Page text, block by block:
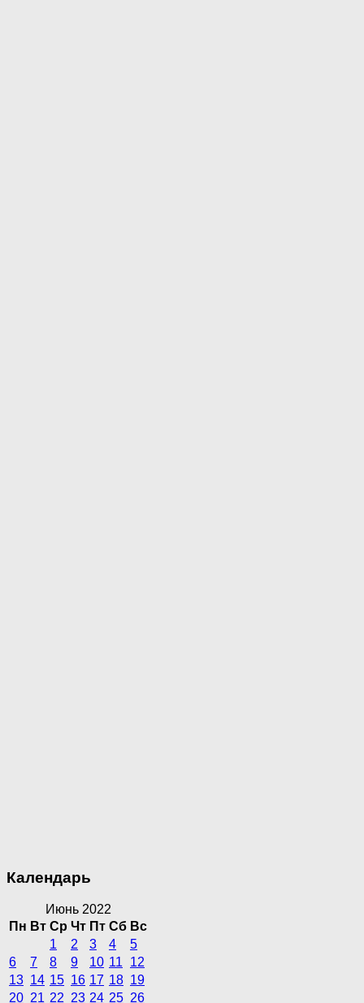
Календарь
Июнь 2022
Пн Вт Ср Чт Пт Сб Вс
1
2 3 4
5
6
7 8 9 10 11
12
13 14 15 16 17 18 19
20 21 22 23 24 25 26